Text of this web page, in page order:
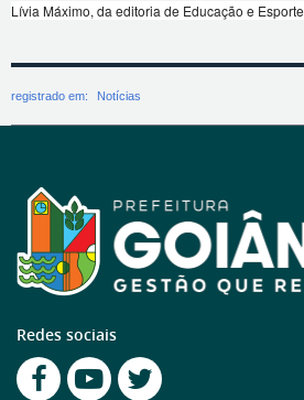
Lívia Máximo, da editoria de Educação e Esporte
registrado em: Notícias
Redes sociais